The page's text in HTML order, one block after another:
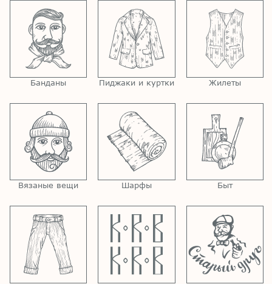
Банданы Пиджаки и куртки Жилеты
Вязаные вещи Шарфы Быт